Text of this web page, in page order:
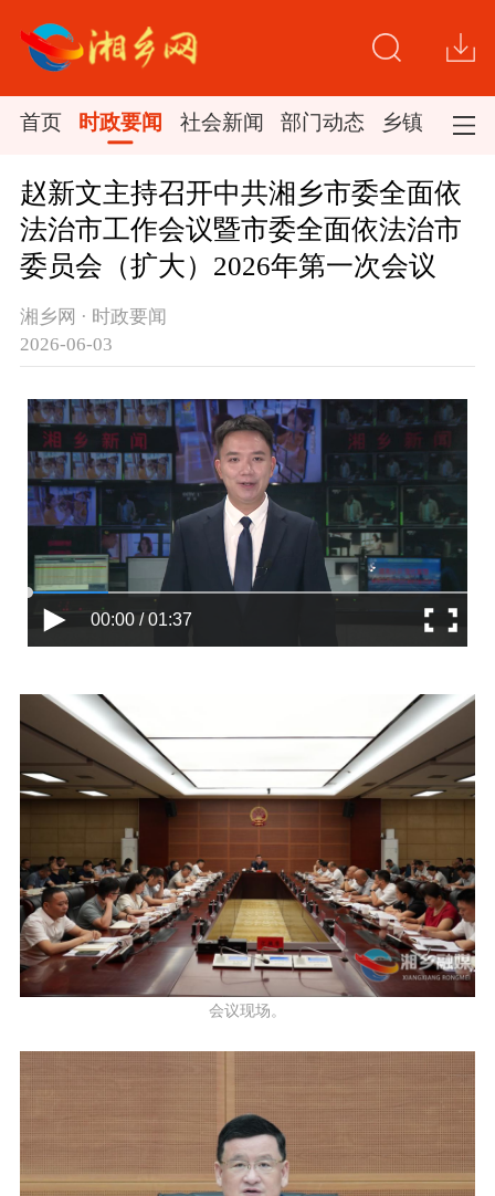
首页 时政要闻 社会新闻 部门动态 乡镇新闻
赵新文主持召开中共湘乡市委全面依
法治市工作会议暨市委全面依法治市
委员会（扩大）2026年第一次会议
湘乡网 · 时政要闻
2026-06-03
00:00 / 01:37
会议现场。